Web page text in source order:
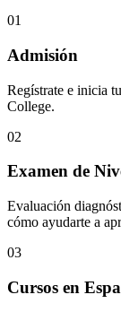
01
Admisión
Regístrate e inicia
College.
02
Examen de
Evaluación
cómo ayudarte a
03
Cursos en